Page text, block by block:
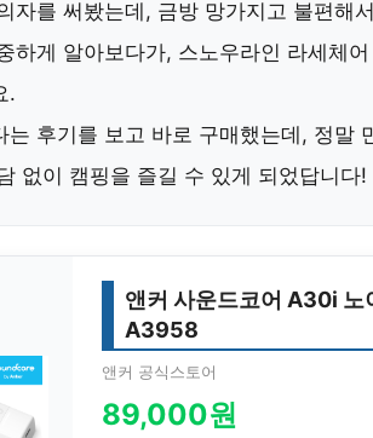
자를 써봤는데, 금방 망가지고 불편해
하게 알아보다가, 스노우라인 라세체
.
는 후기를 보고 바로 구매했는데, 정말
없이 캠핑을 즐길 수 있게 되었답니다!
앤커 사운드코어 A30i 노
A3958
앤커 공식스토어
89,000원